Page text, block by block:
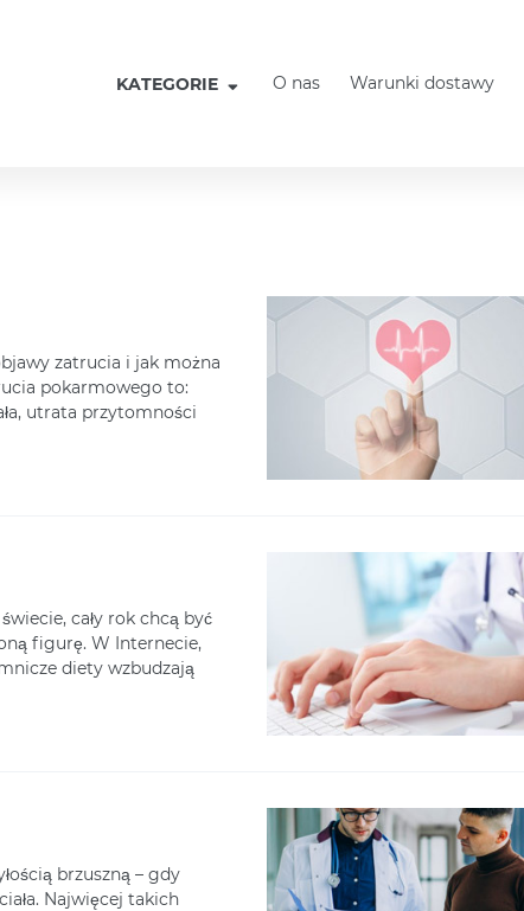
KATEGORIE O nas Warunki dostawy
zatrucia i jak można
pokarmowego to:
utrata przytomności
cały rok chcą być
figurę. W Internecie,
diety wzbudzają
brzuszną – gdy
Najwięcej takich